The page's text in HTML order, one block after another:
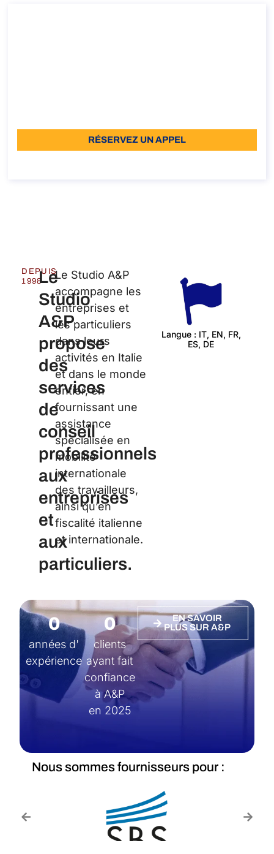
RÉSERVEZ UN APPEL
DEPUIS
1998Le
Studio
A&P
propose
des
services
de
conseil
professionnels
aux
entreprises
et
aux
particuliers.
Le Studio A&P
accompagne les
entreprises et
les particuliers
dans leurs
activités en Italie
et dans le monde
entier, en
fournissant une
assistance
spécialisée en
mobilité
internationale
des travailleurs,
ainsi qu’en
fiscalité italienne
et internationale.
Langue : IT, EN, FR,
ES, DE
années d'
expérience
0
clients
ayant fait
confiance
à A&P
en 2025
0
EN SAVOIR
PLUS SUR A&P
Nous sommes fournisseurs pour :